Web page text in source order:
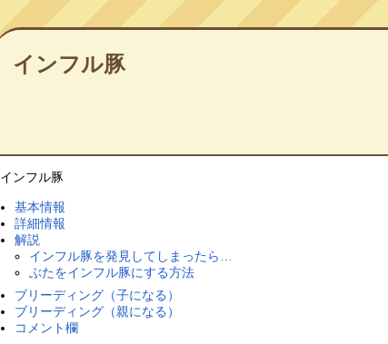
インフル豚
インフル豚
基本情報
詳細情報
解説
インフル豚を発見してしまったら…
ぶたをインフル豚にする方法
ブリーディング（子になる）
ブリーディング（親になる）
コメント欄